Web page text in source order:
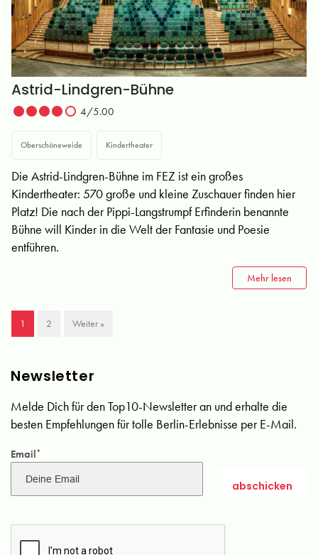
Astrid-Lindgren-Bühne
4/5.00
Oberschöneweide Kindertheater
Die Astrid-Lindgren-Bühne im FEZ ist ein großes
Kindertheater: 570 große und kleine Zuschauer finden hier
Platz! Die nach der Pippi-Langstrumpf Erfinderin benannte
Bühne will Kinder in die Welt der Fantasie und Poesie
entführen.
Mehr lesen
1 2 Weiter »
Newsletter
Melde Dich für den Top10-Newsletter an und erhalte die
besten Empfehlungen für tolle Berlin-Erlebnisse per E-Mail.
Email*